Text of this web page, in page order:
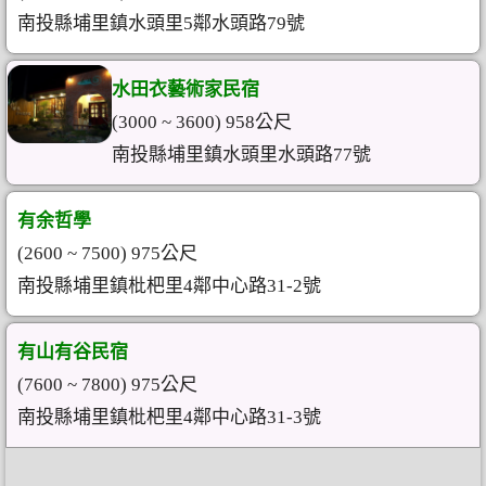
南投縣埔里鎮水頭里5鄰水頭路79號
水田衣藝術家民宿
(3000 ~ 3600) 958公尺
南投縣埔里鎮水頭里水頭路77號
有余哲學
(2600 ~ 7500) 975公尺
南投縣埔里鎮枇杷里4鄰中心路31-2號
有山有谷民宿
(7600 ~ 7800) 975公尺
南投縣埔里鎮枇杷里4鄰中心路31-3號